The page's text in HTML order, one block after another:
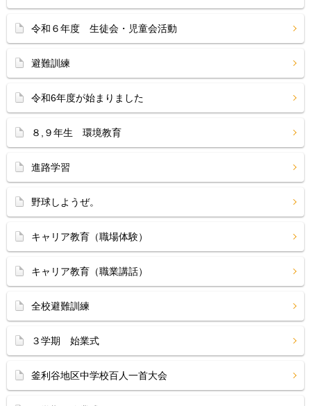
令和６年度 生徒会・児童会活動
避難訓練
令和6年度が始まりました
８,９年生 環境教育
進路学習
野球しようぜ。
キャリア教育（職場体験）
キャリア教育（職業講話）
全校避難訓練
３学期 始業式
釜利谷地区中学校百人一首大会